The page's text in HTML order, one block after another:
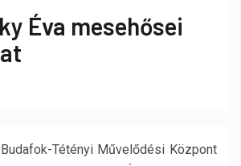
Éva mesehősei
Tétényi Művelődési Központ